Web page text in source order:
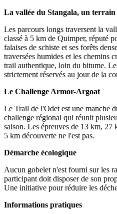
La vallée du Stangala, un
Les parcours longs traversent la
classé à 5 km de Quimper, réputé
falaises de schiste et ses forêts
traversées humides et les chemins
trail authentique, loin du bitume.
strictement réservés au jour de la
Le Challenge Armor-Argoat
Le Trail de l'Odet est une manche
challenge régional qui réunit
saison. Les épreuves de 13 km, 27
5 km découverte ne l'est pas.
Démarche écologique
Aucun gobelet n'est fourni sur les
participant doit disposer de son
Une initiative pour réduire les
Informations pratiques